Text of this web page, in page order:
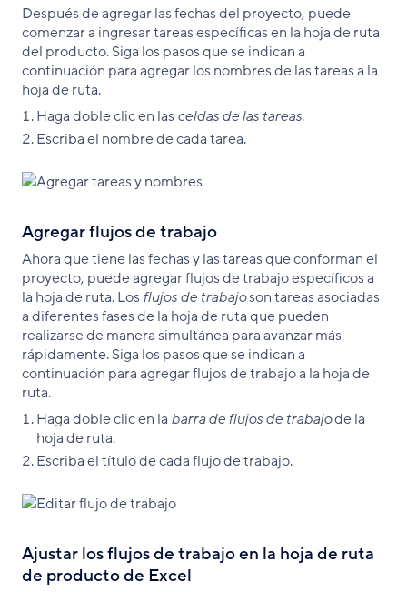
Después de agregar las fechas del proyecto, puede
comenzar a ingresar tareas específicas en la hoja de ruta
del producto. Siga los pasos que se indican a
continuación para agregar los nombres de las tareas a la
hoja de ruta.
Haga doble clic en las celdas de las tareas.
Escriba el nombre de cada tarea.
Agregar flujos de trabajo
Ahora que tiene las fechas y las tareas que conforman el
proyecto, puede agregar flujos de trabajo específicos a
la hoja de ruta. Los flujos de trabajoson tareas asociadas
a diferentes fases de la hoja de ruta que pueden
realizarse de manera simultánea para avanzar más
rápidamente. Siga los pasos que se indican a
continuación para agregar flujos de trabajo a la hoja de
ruta.
Haga doble clic en la barra de flujos de trabajode la
hoja de ruta.
Escriba el título de cada flujo de trabajo.
Ajustar los flujos de trabajo en la hoja de ruta
de producto de Excel